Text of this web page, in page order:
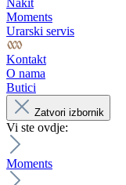
Nakit
Moments
Urarski servis
Kontakt
O nama
Butici
Zatvori izbornik
Vi ste ovdje:
Moments